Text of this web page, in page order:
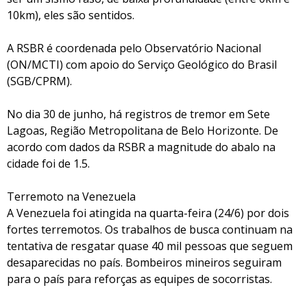
10km), eles são sentidos.
A RSBR é coordenada pelo Observatório Nacional
(ON/MCTI) com apoio do Serviço Geológico do Brasil
(SGB/CPRM).
No dia 30 de junho, há registros de tremor em Sete
Lagoas, Região Metropolitana de Belo Horizonte. De
acordo com dados da RSBR a magnitude do abalo na
cidade foi de 1.5.
Terremoto na Venezuela
A Venezuela foi atingida na quarta-feira (24/6) por dois
fortes terremotos. Os trabalhos de busca continuam na
tentativa de resgatar quase 40 mil pessoas que seguem
desaparecidas no país. Bombeiros mineiros seguiram
para o país para reforças as equipes de socorristas.